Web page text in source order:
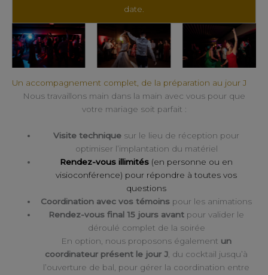
date.
Un accompagnement complet, de la préparation au jour J
Nous travaillons main dans la main avec vous pour que
votre mariage soit parfait :
Visite technique sur le lieu de réception pour
optimiser l’implantation du matériel
Rendez-vous illimités (en personne ou en
visioconférence) pour répondre à toutes vos
questions
Coordination avec vos témoins pour les animations
Rendez-vous final 15 jours avant pour valider le
déroulé complet de la soirée
En option, nous proposons également un
coordinateur présent le jour J , du cocktail jusqu’à
l’ouverture de bal, pour gérer la coordination entre